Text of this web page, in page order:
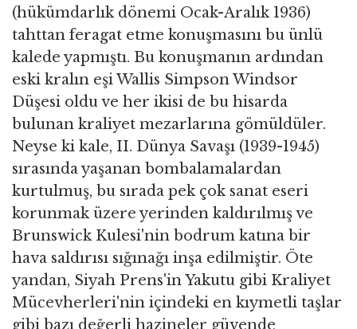
(hükümdarlık dönemi Ocak-Aralık 1936)
tahttan feragat etme konuşmasını bu ünlü
kalede yapmıştı. Bu konuşmanın ardından
eski kralın eşi Wallis Simpson Windsor
Düşesi oldu ve her ikisi de bu hisarda
bulunan kraliyet mezarlarına gömüldüler.
Neyse ki kale, II. Dünya Savaşı (1939-1945)
sırasında yaşanan bombalamalardan
kurtulmuş, bu sırada pek çok sanat eseri
korunmak üzere yerinden kaldırılmış ve
Brunswick Kulesi'nin bodrum katına bir
hava saldırısı sığınağı inşa edilmiştir. Öte
yandan, Siyah Prens'in Yakutu gibi Kraliyet
Mücevherleri'nin içindeki en kıymetli taşlar
gibi bazı değerli hazineler güvende